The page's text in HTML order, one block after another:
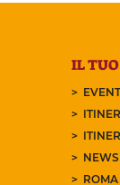
IL
NEWS